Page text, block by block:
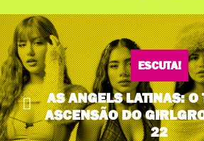
ESCUTA!
ABRAM OS
TEM AXÉ, TALENTO E
VAGABUNDO